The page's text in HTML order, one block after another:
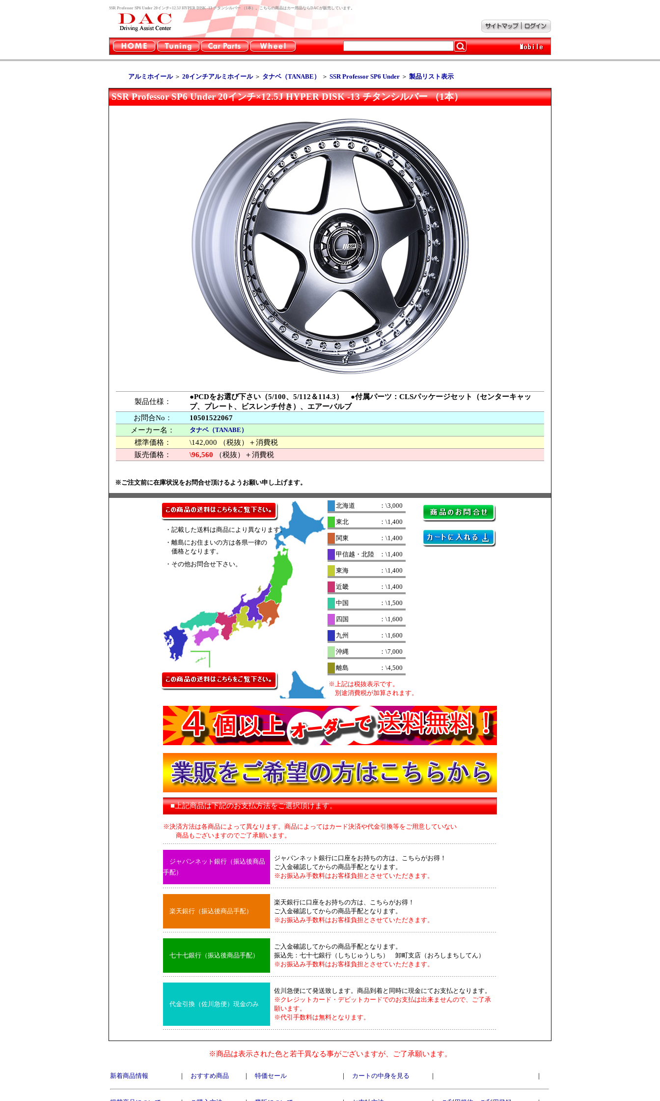
SSR Professor SP6 Under 20インチ×12.5J HYPER DISK -13 チタンシルバー （1本）。こちらの商品はカー用品ならDACが販売しています。
アルミホイール＞ 20インチアルミホイール＞ タナベ（TANABE） ＞ SSR Professor SP6 Under ＞ 製品リスト表示
SSR Professor SP6 Under 20インチ×12.5J HYPER DISK -13 チタンシルバー （1本）
製品仕様：
●PCDをお選び下さい（5/100、5/112＆114.3） ●付属パーツ：CLSパッケージセット（センターキャッ
プ、プレート、ビスレンチ付き）、エアーバルブ
お問合No：
10501522067
メーカー名：
タナベ（TANABE）
標準価格：
\142,000 （税抜）＋消費税
販売価格：
\96,560 （税抜）＋消費税
※ご注文前に在庫状況をお問合せ頂けるようお願い申し上げます。
・記載した送料は商品により異なります。
・離島にお住まいの方は各県一律の
価格となります。
・その他お問合せ下さい。
北海道 ：\3,000
東北 ：\1,400
関東 ：\1,400
甲信越・北陸 ：\1,400
東海 ：\1,400
近畿 ：\1,400
中国 ：\1,500
四国 ：\1,600
九州 ：\1,600
沖縄 ：\7,000
離島 ：\4,500
※上記は税抜表示です。
別途消費税が加算されます。
■上記商品は下記のお支払方法をご選択頂けます。
※決済方法は各商品によって異なります。商品によってはカード決済や代金引換等をご用意していない
商品もございますのでご了承願います。
ジャパンネット銀行（振込後商品
手配）
ジャパンネット銀行に口座をお持ちの方は、こちらがお得！
ご入金確認してからの商品手配となります。
※お振込み手数料はお客様負担とさせていただきます。
楽天銀行（振込後商品手配）
楽天銀行に口座をお持ちの方は、こちらがお得！
ご入金確認してからの商品手配となります。
※お振込み手数料はお客様負担とさせていただきます。
七十七銀行（振込後商品手配）
ご入金確認してからの商品手配となります。
振込先：七十七銀行（しちじゅうしち） 卸町支店（おろしまちしてん）
※お振込み手数料はお客様負担とさせていただきます。
代金引換（佐川急便）現金のみ
佐川急便にて発送致します。商品到着と同時に現金にてお支払となります。
※クレジットカード・デビットカードでのお支払は出来ませんので、ご了承
願います。
※代引手数料は無料となります。
※商品は表示された色と若干異なる事がございますが、ご了承願います。
新着商品情報 ｜ おすすめ商品 ｜ 特価セール ｜ カートの中身を見る ｜ ｜